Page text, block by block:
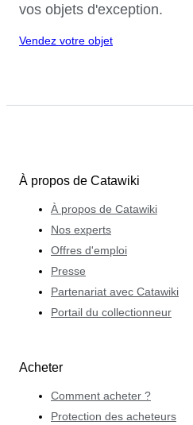
vos objets d'exception.
Vendez votre objet
À propos de Catawiki
À propos de Catawiki
Nos experts
Offres d'emploi
Presse
Partenariat avec Catawiki
Portail du collectionneur
Acheter
Comment acheter ?
Protection des acheteurs